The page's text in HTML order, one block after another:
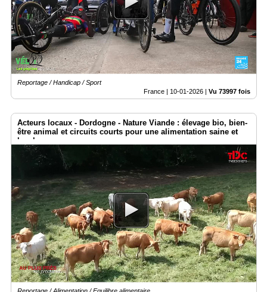
Reportage / Handicap / Sport
France | 10-01-2026 | Vu 73997 fois
Acteurs locaux - Dordogne - Nature Viande : élevage bio, bien-
être animal et circuits courts pour une alimentation saine et
locale